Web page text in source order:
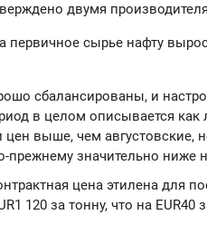
двумя
первичное сырье нафту
сбалансированы, и
в целом описывается
выше, чем августовские,
прежнему значительно ниже
цена этилена для
120 за тонну, что на